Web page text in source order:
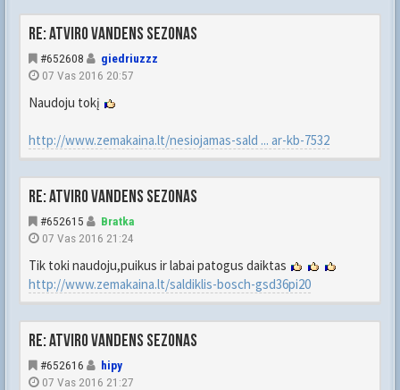
Re: Atviro vandens sezonas
#652608
giedriuzzz
07 Vas 2016 20:57
Naudoju tokį
http://www.zemakaina.lt/nesiojamas-sald ... ar-kb-7532
Re: Atviro vandens sezonas
#652615
Bratka
07 Vas 2016 21:24
Tik toki naudoju,puikus ir labai patogus daiktas
http://www.zemakaina.lt/saldiklis-bosch-gsd36pi20
Re: Atviro vandens sezonas
#652616
hipy
07 Vas 2016 21:27